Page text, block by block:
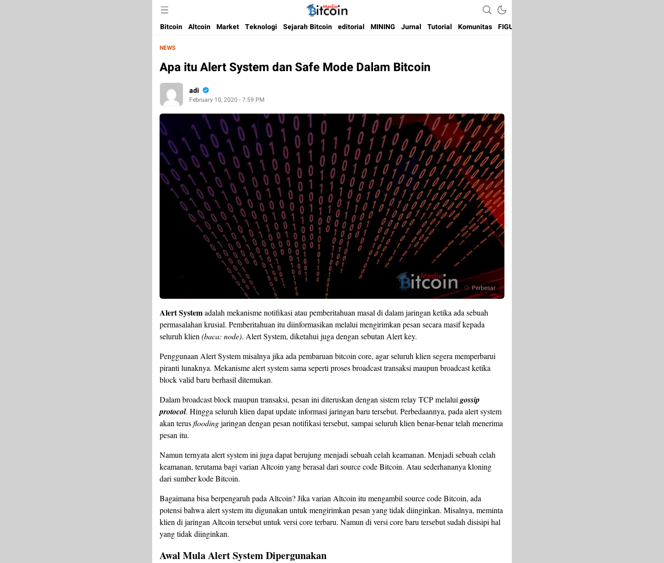
Bitcoin Media Indonesia
Media Bitcoin dan Cryptocurrency, dan Blockchain di Indonesia
Bitcoin Altcoin Market Teknologi Sejarah Bitcoin editorial MINING Jurnal Tutorial Komunitas FIGUR
NEWS
Apa itu Alert System dan Safe Mode Dalam Bitcoin
adi
February 10, 2020 - 7:59 PM
Perbesar
Alert Systemadalah mekanisme notifikasi atau pemberitahuan masal di dalam jaringan ketika ada sebuah
permasalahan krusial. Pemberitahuan itu diinformasikan melalui mengirimkan pesan secara masif kepada
seluruh klien(baca: node). Alert System, diketahui juga dengan sebutan Alert key.
Penggunaan Alert System misalnya jika ada pembaruan bitcoin core, agar seluruh klien segera memperbarui
piranti lunaknya. Mekanisme alert system sama seperti proses broadcast transaksi maupun broadcast ketika
block valid baru berhasil ditemukan.
Dalam broadcast block maupun transaksi, pesan ini diteruskan dengan sistem relay TCP melaluigossip
protocol. Hingga seluruh klien dapat update informasi jaringan baru tersebut. Perbedaannya, pada alert system
akan terusfloodingjaringan dengan pesan notifikasi tersebut, sampai seluruh klien benar-benar telah menerima
pesan itu.
Namun ternyata alert system ini juga dapat berujung menjadi sebuah celah keamanan. Menjadi sebuah celah
keamanan, terutama bagi varian Altcoin yang berasal dari source code Bitcoin. Atau sederhananya kloning
dari sumber kode Bitcoin.
Bagaimana bisa berpengaruh pada Altcoin? Jika varian Altcoin itu mengambil source code Bitcoin, ada
potensi bahwa alert system itu digunakan untuk mengirimkan pesan yang tidak diinginkan. Misalnya, meminta
klien di jaringan Altcoin tersebut untuk versi core terbaru. Namun di versi core baru tersebut sudah disisipi hal
yang tidak diinginkan.
Awal Mula Alert System Dipergunakan